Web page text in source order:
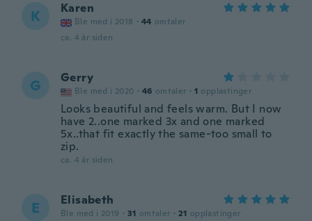
K Karen
Ble med i 2018 · 44 omtaler
ca. 4 år siden
G Gerry
Ble med i 2020 · 46 omtaler · 1 opplastinger
Looks beautiful and feels warm. But I now
have 2..one marked 3x and one marked
5x..that fit exactly the same-too small to
zip.
ca. 4 år siden
E Elisabeth
Ble med i 2019 · 31 omtaler · 21 opplastinger